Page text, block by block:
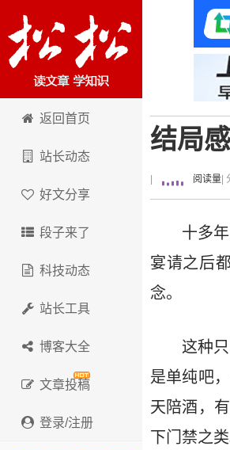
卢松松博客
返回首页
站长动态
好文分享
段子来了
科技动态
站长工具
博客大全
文章投稿
登录/注册
结局
阅读量 |
十多
宴请之后
念。
这种
是单纯吧
天陪酒，
下门禁之